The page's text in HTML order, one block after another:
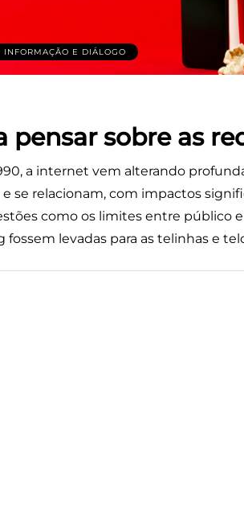
INFORMAÇÃO E DIÁLOGO
pensar sobre as
a internet vem alterando
se relacionam, com impactos
como os limites entre público
fossem levadas para as telinhas e